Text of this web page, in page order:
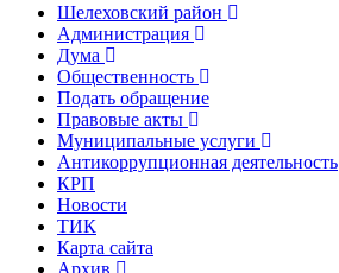
Шелеховский район
Администрация
Дума
Общественность
Подать обращение
Правовые акты
Муниципальные услуги
Антикоррупционная деятельность
КРП
Новости
ТИК
Карта сайта
Архив